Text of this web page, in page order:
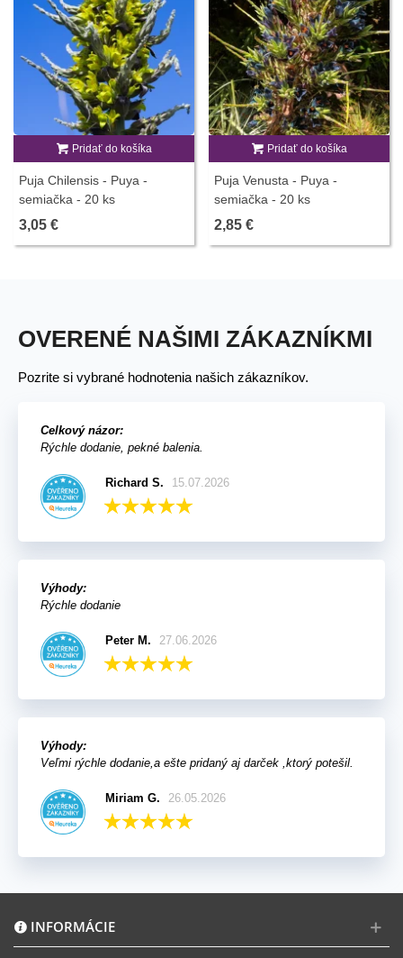
Pridať do košíka
Puja Chilensis - Puya -
semiačka - 20 ks
3,05 €
Pridať do košíka
Puja Venusta - Puya -
semiačka - 20 ks
2,85 €
OVERENÉ NAŠIMI ZÁKAZNÍKMI
Pozrite si vybrané hodnotenia našich zákazníkov.
Celkový názor:
Rýchle dodanie, pekné balenia.
Richard S. 15.07.2026
Výhody:
Rýchle dodanie
Peter M. 27.06.2026
Výhody:
Veľmi rýchle dodanie,a ešte pridaný aj darček ,ktorý potešil.
Miriam G. 26.05.2026
INFORMÁCIE